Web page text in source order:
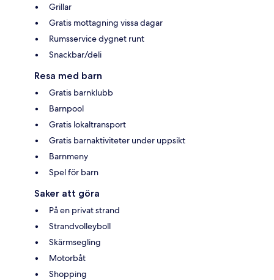
Grillar
Gratis mottagning vissa dagar
Rumsservice dygnet runt
Snackbar/deli
Resa med barn
Gratis barnklubb
Barnpool
Gratis lokaltransport
Gratis barnaktiviteter under uppsikt
Barnmeny
Spel för barn
Saker att göra
På en privat strand
Strandvolleyboll
Skärmsegling
Motorbåt
Shopping